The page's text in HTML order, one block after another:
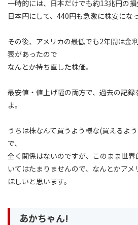
一時的には、日本だけでも約13兆円の損
日本円にして、440円も急激に株安にな
その後、アメリカの最低でも2年間は金
表があったので
なんとか持ち直した株価。
最安値・値上げ幅の両方で、過去の記
よ。
うちは株なんて買うよう様な(買えるよ
で、
全く関係はないのですが、このまま世界
いてはたまりませんので、なんとかアメ
ほしいと思います。
あかちゃん!